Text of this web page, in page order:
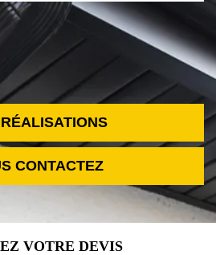
CONTACTEZ
VOTRE DEVIS